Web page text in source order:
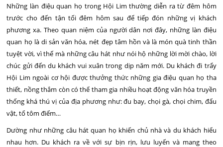
Những làn điệu quan họ trong Hội Lim thường diễn ra từ đêm hôm
trước cho đến tận tối đêm hôm sau để tiếp đón những vị khách
phương xa. Theo quan niệm của người dân nơi đây, những làn điệu
quan họ là di sản văn hóa, nét đẹp tâm hồn và là món quà tinh thần
tuyệt vời, vì thế mà những câu hát như nói hộ những lời mời chào, lời
chúc gửi đến du khách vui xuân trong dịp năm mới. Du khách đi trẩy
Hội Lim ngoài cơ hội được thưởng thức những gia điệu quan họ tha
thiết, nồng thắm còn có thể tham gia nhiều hoạt động văn hóa truyền
thống khá thú vị của địa phương như: đu bay, chọi gà, chọi chim, đấu
vật, tổ tôm điếm…
Dường như những câu hát quan họ khiến chủ nhà và du khách hiểu
nhau hơn. Du khách ra về với sự bịn rịn, lưu luyến và mang theo